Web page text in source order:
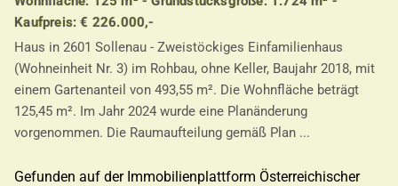
Kaufpreis: € 226.000,-
Haus in 2601 Sollenau - Zweistöckiges Einfamilienhaus
(Wohneinheit Nr. 3) im Rohbau, ohne Keller, Baujahr 2018, mit
einem Gartenanteil von 493,55 m². Die Wohnfläche beträgt
125,45 m². Im Jahr 2024 wurde eine Planänderung
vorgenommen. Die Raumaufteilung gemäß Plan ...
Gefunden auf der Immobilienplattform Österreichischer